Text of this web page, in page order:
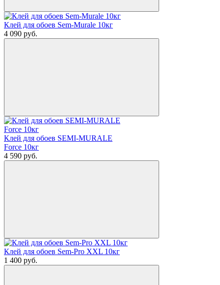
Клей для обоев Sem-Murale 10кг
4 090 руб.
Клей для обоев SEMI-MURALE
Force 10кг
4 590 руб.
Клей для обоев Sem-Pro XXL 10кг
1 400 руб.